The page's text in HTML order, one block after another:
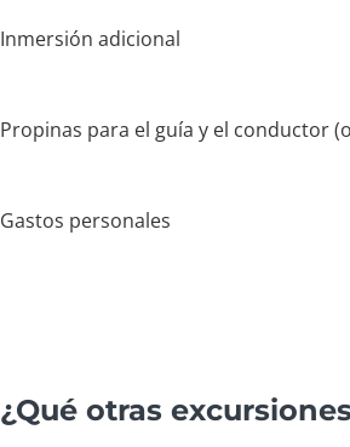
Inmersión adicional
Propinas para el guía y el conductor
Gastos personales
¿Qué otras